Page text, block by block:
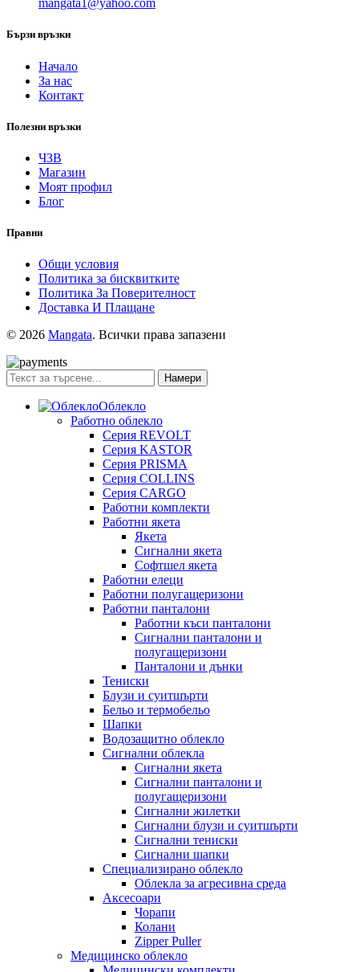
mangata1@yahoo.com
Бързи връзки
Начало
За нас
Контакт
Полезни връзки
ЧЗВ
Магазин
Моят профил
Блог
Правни
Общи условия
Политика за бисквитките
Политика За Поверителност
Доставка И Плащане
© 2026 Mangata. Всички права запазени
Намери
Облекло
Работно облекло
Серия REVOLT
Серия KASTOR
Серия PRISMA
Серия COLLINS
Серия CARGO
Работни комплекти
Работни якета
Якета
Сигнални якета
Софтшел якета
Работни елеци
Работни полугащеризони
Работни панталони
Работни къси панталони
Сигнални панталони и
полугащеризони
Панталони и дънки
Тениски
Блузи и суитшърти
Бельо и термобельо
Шапки
Водозащитно облекло
Сигнални облекла
Сигнални якета
Сигнални панталони и
полугащеризони
Сигнални жилетки
Сигнални блузи и суитшърти
Сигнални тениски
Сигнални шапки
Специализирано облекло
Облекла за агресивна среда
Аксесоари
Чорапи
Колани
Zipper Puller
Медицинско облекло